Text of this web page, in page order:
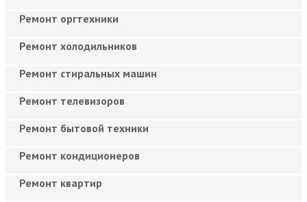
Ремонт оргтехники
Ремонт холодильников
Ремонт стиральных машин
Ремонт телевизоров
Ремонт бытовой техники
Ремонт кондиционеров
Ремонт квартир